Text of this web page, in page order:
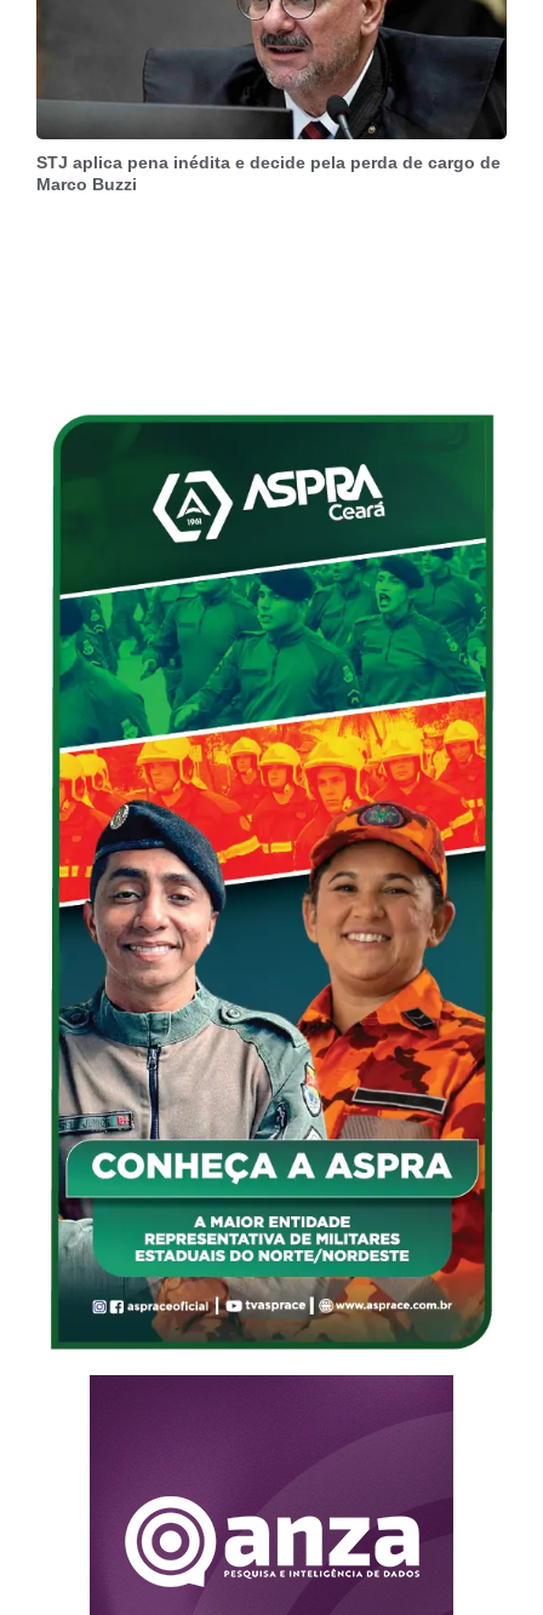
STJ aplica pena inédita e decide pela perda de cargo de
Marco Buzzi